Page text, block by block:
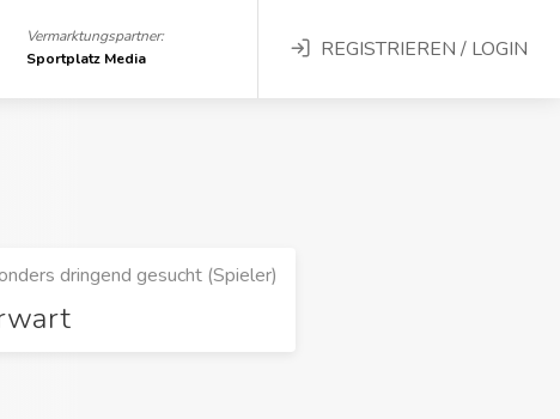
Vermarktungspartner:
Sportplatz Media
REGISTRIEREN / LOGIN
dringend gesucht (Spieler)